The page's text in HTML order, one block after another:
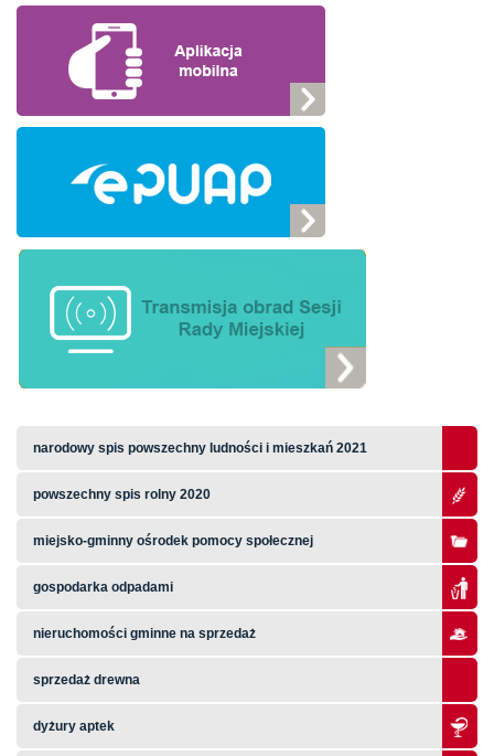
narodowy spis powszechny ludności i mieszkań 2021
powszechny spis rolny 2020
miejsko-gminny ośrodek pomocy społecznej
gospodarka odpadami
nieruchomości gminne na sprzedaż
sprzedaż drewna
dyżury aptek